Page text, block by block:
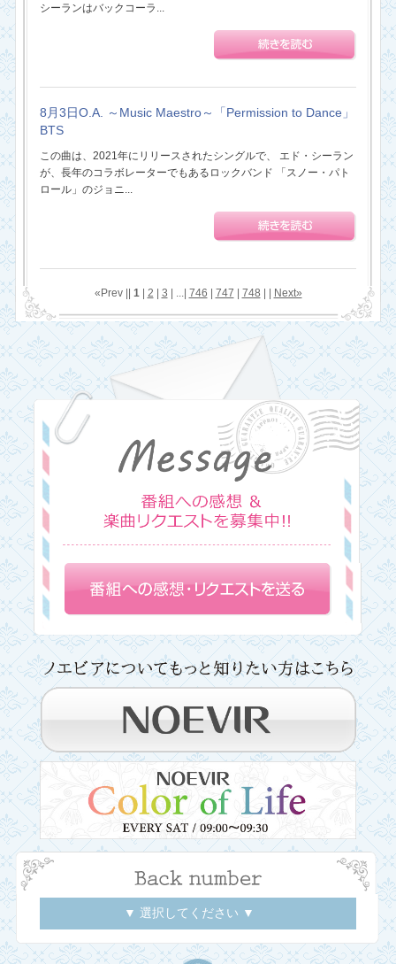
シーランはバックコーラ...
8月3日O.A. ～Music Maestro～「Permission to Dance」
BTS
この曲は、2021年にリリースされたシングルで、 エド・シーラン
が、長年のコラボレーターでもあるロックバンド 「スノー・パト
ロール」のジョニ...
«Prev || 1| 2 3 | ...| 746 747 748 Next»